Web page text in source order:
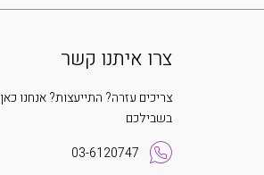
צרו איתנו קשר
צריכים עזרה? התייעצות? אנחנו כאן
בשבילכם
03-6120747